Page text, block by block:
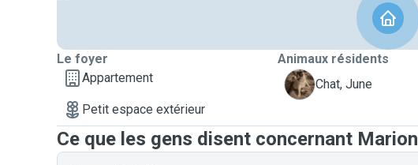
Le foyer
Appartement
Petit espace extérieur
Animaux résidents
J
Chat, June
Ce que les gens disent concernant Marion